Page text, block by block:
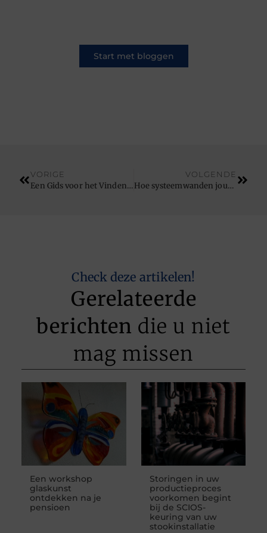
Start met bloggen
VORIGE
Een Gids voor het Vinden van de Juiste Accountant in Breda
VOLGENDE
Hoe systeemwanden jouw werkplek transformeren
Check deze artikelen!
Gerelateerde
berichten die u niet
mag missen
Een workshop
glaskunst
ontdekken na je
pensioen
Storingen in uw
productieproces
voorkomen begint
bij de SCIOS-
keuring van uw
stookinstallatie